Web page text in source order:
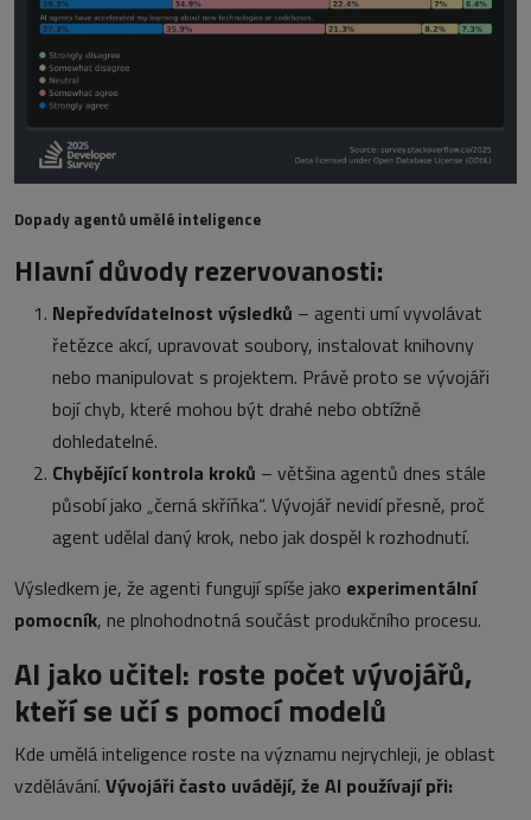
Dopady agentů umělé inteligence
Hlavní důvody rezervovanosti:
Nepředvídatelnost výsledků – agenti umí vyvolávat
řetězce akcí, upravovat soubory, instalovat knihovny
nebo manipulovat s projektem. Právě proto se vývojáři
bojí chyb, které mohou být drahé nebo obtížně
dohledatelné.
Chybějící kontrola kroků – většina agentů dnes stále
působí jako „černá skříňka“. Vývojář nevidí přesně, proč
agent udělal daný krok, nebo jak dospěl k rozhodnutí.
Výsledkem je, že agenti fungují spíše jako experimentální
pomocník, ne plnohodnotná součást produkčního procesu.
AI jako učitel: roste počet vývojářů,
kteří se učí s pomocí modelů
Kde umělá inteligence roste na významu nejrychleji, je oblast
vzdělávání. Vývojáři často uvádějí, že AI používají při: